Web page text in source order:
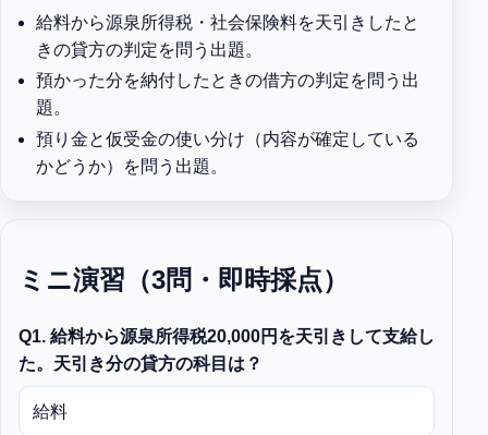
給料から源泉所得税・社会保険料を天引きしたと
きの貸方の判定を問う出題。
預かった分を納付したときの借方の判定を問う出
題。
預り金と仮受金の使い分け（内容が確定している
かどうか）を問う出題。
ミニ演習（3問・即時採点）
Q1. 給料から源泉所得税20,000円を天引きして支給し
た。天引き分の貸方の科目は？
給料